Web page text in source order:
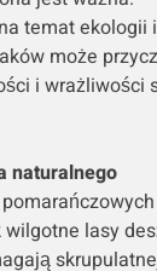
temat ekologii
może
i wrażliwości
naturalnego
lasy